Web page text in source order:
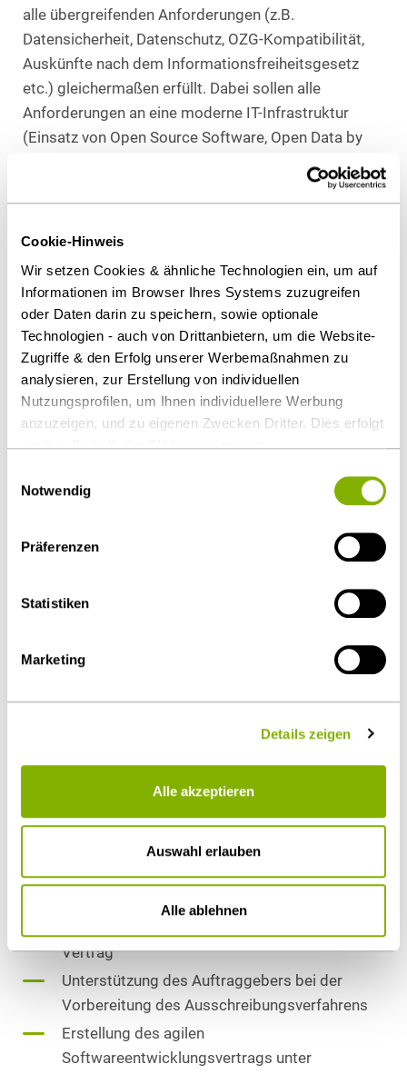
Cookie-Hinweis
Wir setzen Cookies & ähnliche Technologien ein, um auf
Informationen im Browser Ihres Systems zuzugreifen
oder Daten darin zu speichern, sowie optionale
Technologien - auch von Drittanbietern, um die Website-
Zugriffe & den Erfolg unserer Werbemaßnahmen zu
analysieren, zur Erstellung von individuellen
Nutzungsprofilen, um Ihnen individuellere Werbung
anzuzeigen, und zu eigenen Zwecken Dritter. Dies erfolgt
auch außerhalb der EU bei geringerem
Regelungen das Risiko des staatlichen Zugriffs &
auszuschließen ist. Sie können Ihre Einwilligung jederzeit
über dieCookie-Einstellungen
widerrufen oder ändern.
Notwendig
Präferenzen
Statistiken
Marketing
Details zeigen
Alle akzeptieren
Auswahl erlauben
Alle ablehnen
alle übergreifenden Anforderungen (z.B.
Datensicherheit, Datenschutz, OZG-Kompatibilität,
Auskünfte nach dem Informationsfreiheitsgesetz
etc.) gleichermaßen erfüllt. Dabei sollen alle
Anforderungen an eine moderne IT-Infrastruktur
(Einsatz von Open Source Software, Open Data by
Gematik, Zero Trust, Verwendung aktueller
Verwaltungs- und Medizinteil, Nutzerverwaltung und
Die besondere Herausforderung von Projekten
dieser Art liegt vor allem in der IT-, beihilfe- und
vergaberechtskonformen Konzeption und
Ausgestaltung dieser Vorhaben unter gleichzeitiger
Berücksichtigung spezifischer Geschäftsmodelle.
Beratung zu organisatorischen
Fragestellungen, insb. unter Abbildung der
Vertrag
Unterstützung des Auftraggebers bei der
Vorbereitung des Ausschreibungsverfahrens
Erstellung des agilen
Softwareentwicklungsvertrags unter